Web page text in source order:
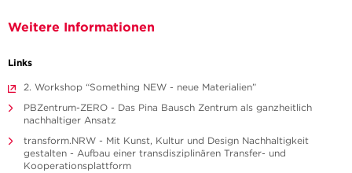
Weitere Informationen
Links
2. Workshop “Something NEW - neue Materialien”
PBZentrum-ZERO - Das Pina Bausch Zentrum als ganzheitlich
nachhaltiger Ansatz
transform.NRW - Mit Kunst, Kultur und Design Nachhaltigkeit
gestalten - Aufbau einer transdisziplinären Transfer- und
Kooperationsplattform